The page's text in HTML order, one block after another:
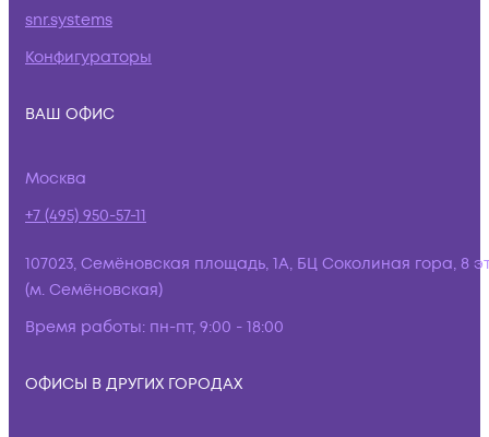
snr.systems
Конфигураторы
ВАШ ОФИС
Москва
+7 (495) 950-57-11
107023, Семёновская площадь, 1А, БЦ Соколиная гора, 8
(м. Семёновская)
Время работы: пн-пт, 9:00 - 18:00
ОФИСЫ В ДРУГИХ ГОРОДАХ